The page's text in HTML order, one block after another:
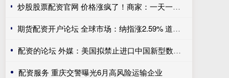
炒股股票配资官网 价格涨疯了！商家：一天一个价 让我们卖我们也不想卖 也不敢贸然囤货
期货配资开户论坛 全球市场：纳指涨2.59% 道指、标普均创历史新高 国际油价跌超6%
配资的论坛 外媒：美国拟禁止进口中国新型数据中心设备
配资服务 重庆交警曝光6月高风险运输企业